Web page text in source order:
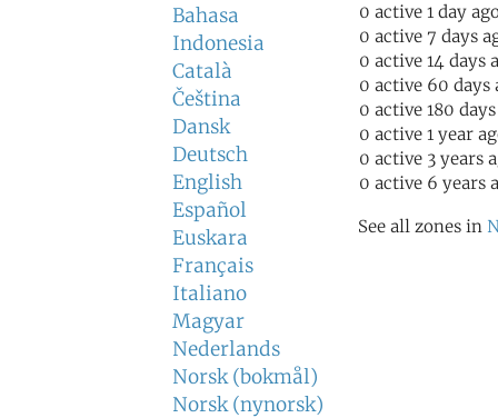
Bahasa
Indonesia
Català
Čeština
Dansk
Deutsch
English
Español
Euskara
Français
Italiano
Magyar
Nederlands
Norsk (bokmål)
Norsk (nynorsk)
0 active 1 day
0 active 7 days
0 active 14 days
0 active 60 days
0 active 180
0 active 1 year
0 active 3 years
0 active 6 years
See all zones in